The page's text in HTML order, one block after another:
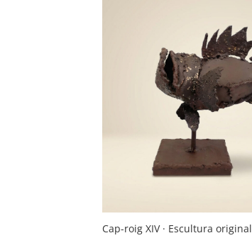
Cap-roig XIV · Escultura original